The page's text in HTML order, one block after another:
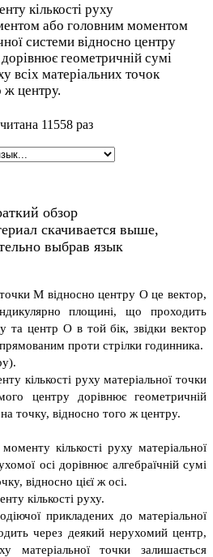
кількості руху
або головним моментом
системи відносно центру
геометричній сумі
всіх матеріальних точок
ж центру.
11558 раз
обзор
скачивается выше,
выбрав язык
М відносно центру О це вектор,
площині, що проходить
та центр О в той бік, звідки вектор
проти стрілки годинника.
кількості руху матеріальної точки
центру дорівнює геометричній
точку, відносно того ж центру.
кількості руху матеріальної
осі дорівнює алгебраїчній сумі
відносно цієї ж осі.
кількості руху.
прикладених до матеріальної
через деякий нерухомий центр,
матеріальної точки залишається